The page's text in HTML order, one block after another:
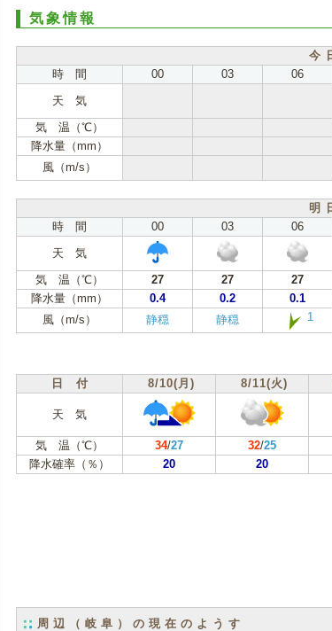
気象情報
今
時 間
00 03 06
天 気
気 温（℃）
降水量（mm）
風（m/s）
明
時 間
00 03 06
天 気
気 温（℃）
27 27 27
降水量（mm）
0.4 0.2 0.1
風（m/s）
静穏 静穏 1
日 付 8/10(月) 8/11(火)
天 気
気 温（℃） 34/27 32/25
降水確率（％）
20 20
周辺（岐阜）の現在のようす